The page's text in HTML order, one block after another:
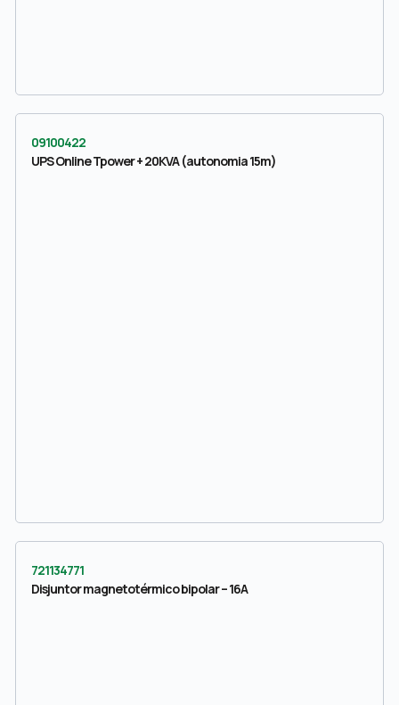
09100422
UPS Online Tpower + 20KVA (autonomia 15m)
721134771
Disjuntor magnetotérmico bipolar – 16A